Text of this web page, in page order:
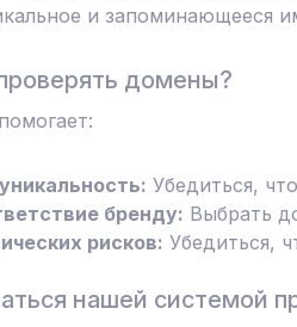
и запоминающееся
домены?
Убедиться,
бренду: Выбрать
рисков: Убедиться,
нашей системой